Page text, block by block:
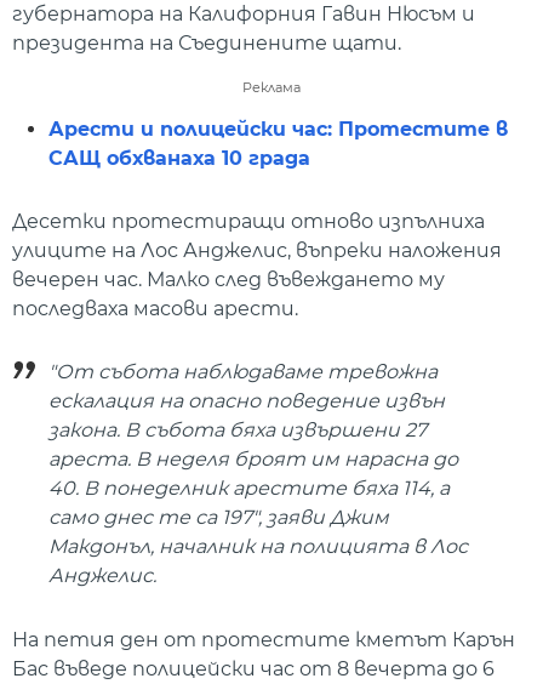
губернатора на Калифорния Гавин Нюсъм и
президента на Съединените щати.
Реклама
Арести и полицейски час: Протестите в
САЩ обхванаха 10 града
Десетки протестиращи отново изпълниха
улиците на Лос Анджелис, въпреки наложения
вечерен час. Малко след въвеждането му
последваха масови арести.
"От събота наблюдаваме тревожна
ескалация на опасно поведение извън
закона. В събота бяха извършени 27
ареста. В неделя броят им нарасна до
40. В понеделник арестите бяха 114, а
само днес те са 197", заяви Джим
Макдонъл, началник на полицията в Лос
Анджелис.
На петия ден от протестите кметът Карън
Бас въведе полицейски час от 8 вечерта до 6